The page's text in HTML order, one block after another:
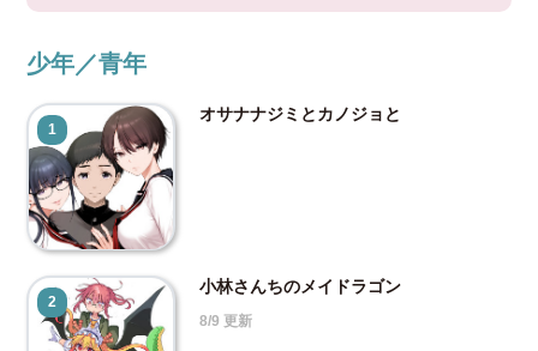
少年／青年
1
オサナナジミとカノジョと
2
小林さんちのメイドラゴン
8/9 更新